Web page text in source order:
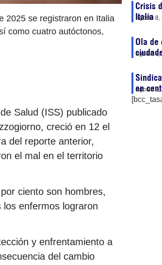
2025 se registraron en Italia
como cuatro autóctonos,
Salud (ISS) publicado
creció en 12 el
del reporte anterior,
el mal en el territorio
ciento son hombres,
enfermos lograron
y enfrentamiento a
del cambio
Crisis
Italia
agosto 8,
Ola
agosto 8,
en
agosto 8,